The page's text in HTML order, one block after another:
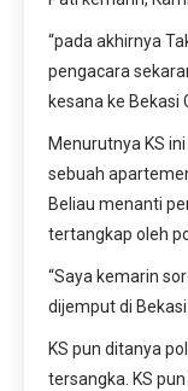
“pada akhirnya
pengacara
kesana ke Bekasi
Menurutnya KS
sebuah
Beliau menanti
tertangkap oleh
“Saya kemarin
dijemput di
KS pun ditanya
tersangka. KS